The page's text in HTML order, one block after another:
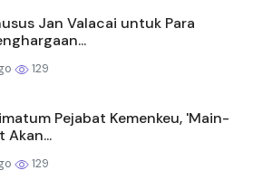
Jan Valacai untuk Para
129
Pejabat Kemenkeu, 'Main-
Akan...
129